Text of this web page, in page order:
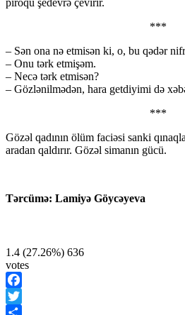
piroqu şedevrə çevirir.
***
– Sən ona nə etmisən ki, o, bu qədər
– Onu tərk etmişəm.
– Necə tərk etmisən?
– Gözlənilmədən, hara getdiyimi də
***
Gözəl qadının ölüm faciəsi sanki
aradan qaldırır. Gözəl simanın gücü.
Tərcümə: Lamiyə Göycəyeva
1.4 (27.26%) 636
votes
Facebook